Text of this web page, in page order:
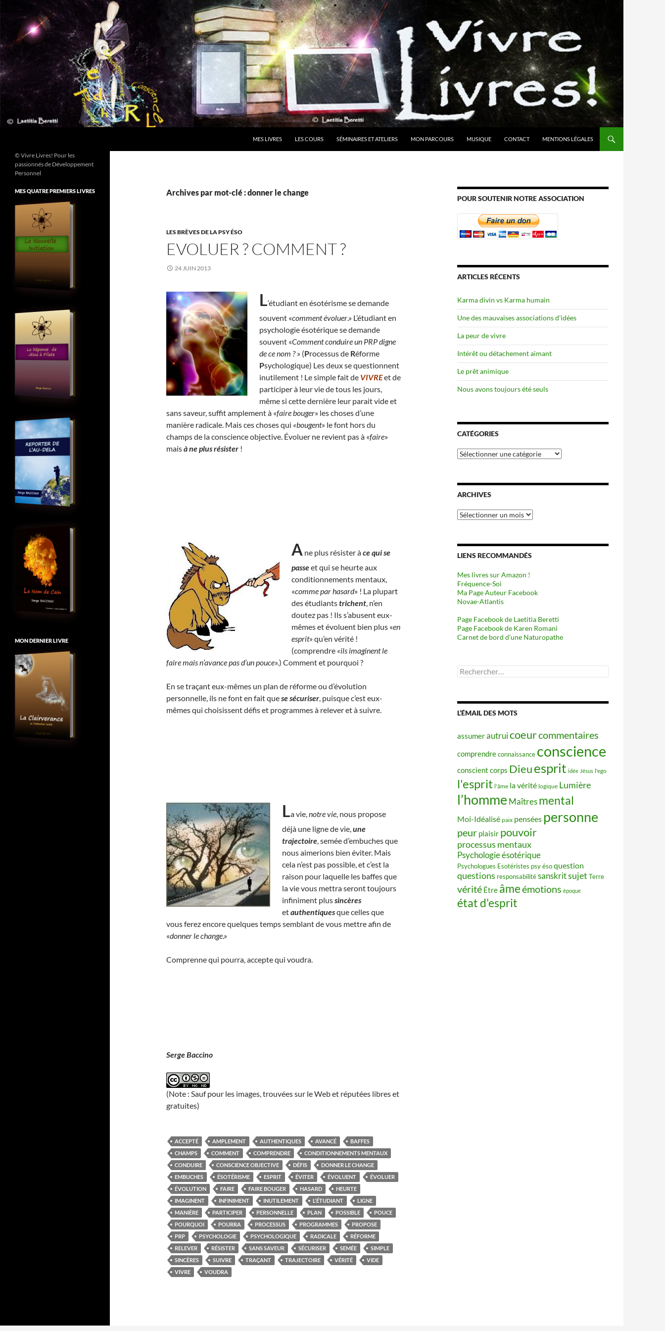
contenu
MES LIVRES LES COURS SÉMINAIRES ET ATELIERS MON PARCOURS MUSIQUE CONTACT MENTIONS LÉGALES
Archives par mot-clé : donner le change
LES BRÈVES DE LA PSY ÉSO
EVOLUER ? COMMENT ?
24 JUIN 2013
L‘étudiant en ésotérisme se demande
souvent «comment évoluer.» L’étudiant en
psychologie ésotérique se demande
souvent «Comment conduire un PRP digne
de ce nom ?» (Processus de Réforme
Psychologique) Les deux se questionnent
inutilement ! Le simple fait de VIVREet de
participer à leur vie de tous les jours,
même si cette dernière leur parait vide et
sans saveur, suffit amplement à «faire bouger» les choses d’une
manière radicale. Mais ces choses qui «bougent» le font hors du
champs de la conscience objective. Évoluer ne revient pas à «faire»
maisà ne plus résister !
A ne plus résister àce qui se
passeet qui se heurte aux
conditionnements mentaux,
«comme par hasard» ! La plupart
des étudiantstrichent, n’en
doutez pas ! Ils s’abusent eux-
mêmes et évoluent bien plus «en
esprit» qu’en vérité !
(comprendre «ils imaginent le
faire mais n’avance pas d’un pouce».) Comment et pourquoi ?
En se traçant eux-mêmes un plan de réforme ou d’évolution
personnelle, ils ne font en fait quese sécuriser, puisque c’est eux-
mêmes qui choisissent défis et programmes à relever et à suivre.
La vie,notre vie, nous propose
déjà une ligne de vie,une
trajectoire, semée d’embuches que
nous aimerions bien éviter. Mais
cela n’est pas possible, et c’est la
raison pour laquelle les baffes que
la vie vous mettra seront toujours
infiniment plussincères
etauthentiquesque celles que
vous ferez encore quelques temps semblant de vous mettre afin de
«donner le change.»
Comprenne qui pourra, accepte qui voudra.
Serge Baccino
(Note : Sauf pour les images, trouvées sur le Web et réputées libres et
gratuites)
ACCEPTÉ AMPLEMENT AUTHENTIQUES AVANCÉ
BAFFES
CHAMPS
COMMENT COMPRENDRE
CONDITIONNEMENTS MENTAUX
CONDUIRE
CONSCIENCE OBJECTIVE DÉFIS
DONNER LE CHANGE
EMBUCHES
ÉSOTÉRISME ESPRIT ÉVITER ÉVOLUENT
ÉVOLUER
ÉVOLUTION
FAIRE FAIRE BOUGER HASARD
HEURTE
IMAGINENT
INFINIMENT INUTILEMENT L'ÉTUDIANT
LIGNE
MANIÈRE
PARTICIPER PERSONNELLE PLAN POSSIBLE
POUCE
POURQUOI
POURRA PROCESSUS PROGRAMMES
PROPOSE
PRP
PSYCHOLOGIE PSYCHOLOGIQUE RADICALE
RÉFORME
RELEVER
RÉSISTER SANS SAVEUR SÉCURISER SEMÉE
SIMPLE
SINCÈRES
SUIVRE TRAÇANT TRAJECTOIRE VÉRITÉ
VIDE
VIVRE
VOUDRA
POUR SOUTENIR NOTRE ASSOCIATION
ARTICLES RÉCENTS
Karma divin vs Karma humain
Une des mauvaises associations d’idées
La peur de vivre
Intérêt ou détachement aimant
Le prêt animique
Nous avons toujours été seuls
CATÉGORIES
Catégories
ARCHIVES
Archives
LIENS RECOMMANDÉS
Mes livres sur Amazon !
Fréquence-Soi
Ma Page Auteur Facebook
Novae-Atlantis
Page Facebook de Laetitia Beretti
Page Facebook de Karen Romani
Carnet de bord d’une Naturopathe
Rechercher :
L’ÉMAIL DES MOTS
assumerautruicoeurcommentaires
comprendreconnaissance conscience
conscient corps Dieuesprit idée Jésus l'ego
l'esprit l'âme la vérité logique Lumière
l’homme Maîtres mental
Moi-Idéalisé paix pensées personne
peur plaisir pouvoir
processus mentaux
Psychologie ésotérique
Psychologues Esotéristes psy ésoquestion
questions responsabilitésanskritsujet Terre
vérité Être âmeémotions époque
état d'esprit
© Vivre Livres! Pour les
passionnés de Développement
Personnel
MES QUATRE PREMIERS LIVRES
MON DERNIER LIVRE